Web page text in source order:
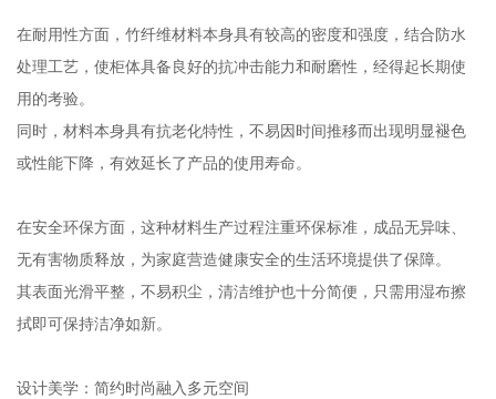
在耐用性方面，竹纤维材料本身具有较高的密度和强度，结合防水
处理工艺，使柜体具备良好的抗冲击能力和耐磨性，经得起长期使
用的考验。
同时，材料本身具有抗老化特性，不易因时间推移而出现明显褪色
或性能下降，有效延长了产品的使用寿命。
在安全环保方面，这种材料生产过程注重环保标准，成品无异味、
无有害物质释放，为家庭营造健康安全的生活环境提供了保障。
其表面光滑平整，不易积尘，清洁维护也十分简便，只需用湿布擦
拭即可保持洁净如新。
设计美学：简约时尚融入多元空间